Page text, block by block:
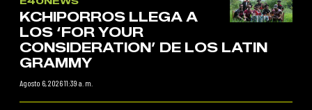
KCHIPORROS LLEGA A
LOS ‘FOR YOUR
CONSIDERATION’ DE LOS LATIN
GRAMMY
Agosto 6, 2026 11:39 a. m.